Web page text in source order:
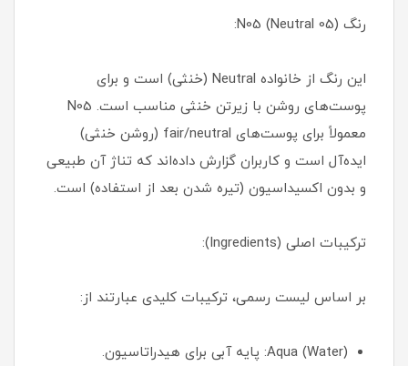
رنگ N05 (Neutral 05):
این رنگ از خانواده Neutral (خنثی) است و برای
پوست‌های روشن با زیرتن خنثی مناسب است. N05
معمولاً برای پوست‌های fair/neutral (روشن خنثی)
ایده‌آل است و کاربران گزارش داده‌اند که تناژ آن طبیعی
و بدون اکسیداسیون (تیره شدن بعد از استفاده) است.
ترکیبات اصلی (Ingredients):
بر اساس لیست رسمی، ترکیبات کلیدی عبارتند از:
Aqua (Water): پایه آبی برای هیدراتاسیون.